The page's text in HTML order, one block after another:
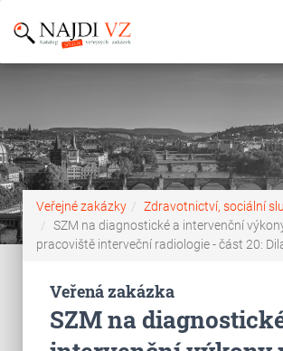
Veřejné zakázky
Zdravotnictví, sociální
SZM na diagnostické a intervenční
pracoviště interveční radiologie - část 20:
Veřená zakázka
SZM na